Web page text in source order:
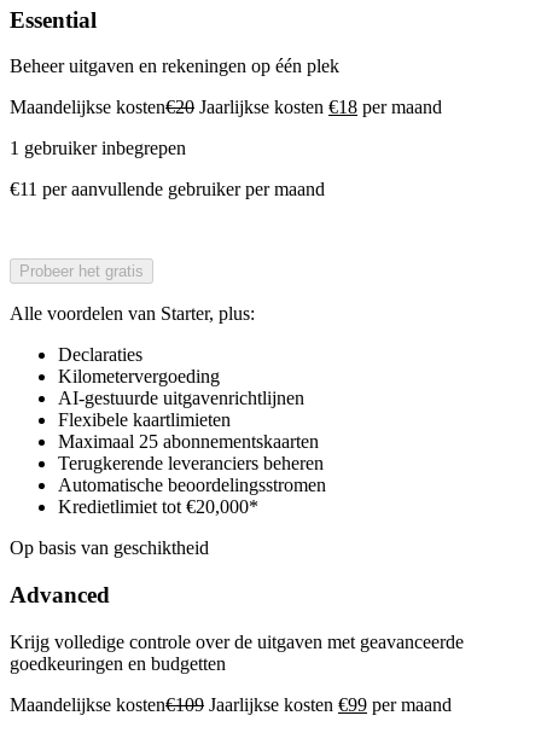
Essential
Beheer uitgaven en rekeningen op één plek
Maandelijkse kosten€20 Jaarlijkse kosten €18 per maand
1 gebruiker inbegrepen
€11 per aanvullende gebruiker per maand
Probeer het gratis
Alle voordelen van Starter, plus:
Declaraties
Kilometervergoeding
AI-gestuurde uitgavenrichtlijnen
Flexibele kaartlimieten
Maximaal 25 abonnementskaarten
Terugkerende leveranciers beheren
Automatische beoordelingsstromen
Kredietlimiet tot €20,000*
Op basis van geschiktheid
Advanced
Krijg volledige controle over de uitgaven met geavanceerde
goedkeuringen en budgetten
Maandelijkse kosten€109 Jaarlijkse kosten €99 per maand